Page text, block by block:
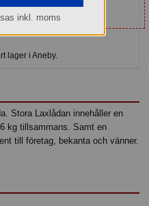
lager i Aneby.
Stora Laxlådan innehåller en
kg tillsammans. Samt en
till företag, bekanta och vänner.
inkl. moms